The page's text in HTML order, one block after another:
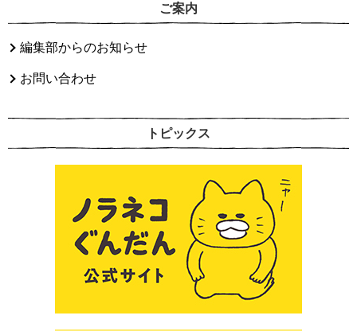
ご案内
編集部からのお知らせ
お問い合わせ
トピックス